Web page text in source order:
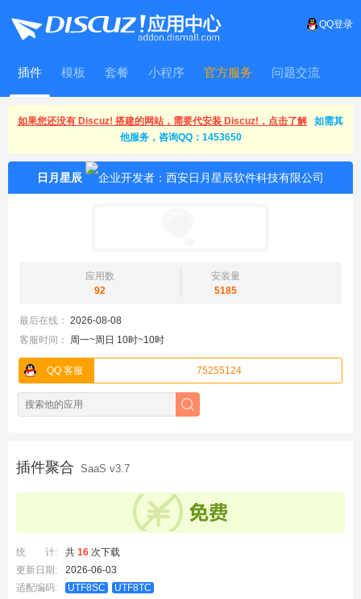
QQ登录
插件 模板 套餐 小程序 官方服务 问题交流
WitFrame
如果您还没有 Discuz! 搭建的网站，需要代安装 Discuz!，点击了解
如需其
他服务，咨询QQ：1453650
日月星辰
应用数
92
安装量
5185
最后在线： 2026-08-08
客服时间：
周一~周日 10时~10时
QQ 客服 75255124
插件聚合 SaaS v3.7
统 计: 共 16 次下载
更新日期:
2026-06-03
适配编码:
UTF8SC
UTF8TC